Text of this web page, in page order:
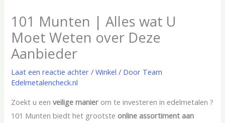
101 Munten | Alles wat U
Moet Weten over Deze
Aanbieder
Laat een reactie achter /Winkel / Door Team
Edelmetalencheck.nl
Zoekt u eenveilige manier om te investeren in edelmetalen ?
101 Munten biedt het grootste online assortiment aan